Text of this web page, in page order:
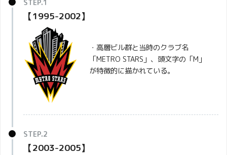
【1995-2002】
・高層ビル群と当時のクラブ名
「METRO STARS」、頭文字の「M」
が特徴的に描かれている。
【2003-2005】